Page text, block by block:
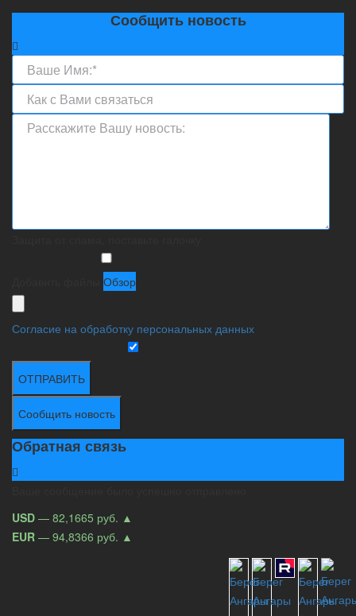
Сообщить новость
Обзор
Согласие на обработку персональных данных
ОТПРАВИТЬ
Сообщить новость
Обратная связь
USD — 82,1665 руб. ▲
EUR — 94,8366 руб. ▲